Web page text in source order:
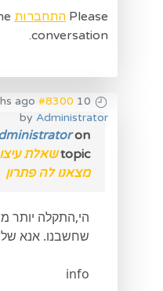
Please התחברות
conversation.
10 years 8 months ago
#8300
by Administrator
on
topic שאלת
מצאנו לה פתרון
הי,התקלה יותר
שחשבנו. אנא
info